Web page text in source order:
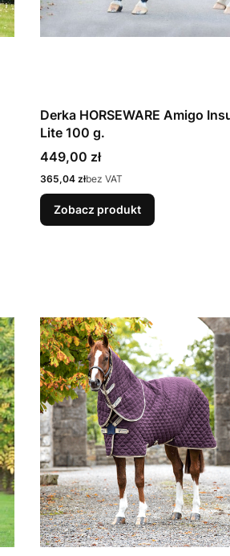
Derka HORSEWARE Amigo
Lite 100 g.
Cena
449,00 zł
Cena
365,04 złbez VAT
Zobacz produkt